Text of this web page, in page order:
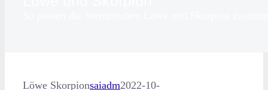
Löwe Skorpionsaiadm2022-10-